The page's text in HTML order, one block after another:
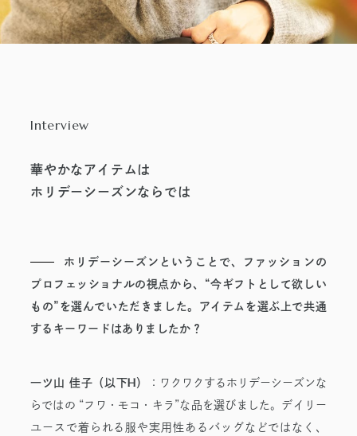
Interview
華やかなアイテムは
ホリデーシーズンならでは
ホリデーシーズンということで、ファッションの
プロフェッショナルの視点から、“今ギフトとして欲しい
もの”を選んでいただきました。アイテムを選ぶ上で共通
するキーワードはありましたか？
一ツ山 佳子（以下H） ：
ワクワクするホリデーシーズンな
らではの “フワ・モコ・キラ”な品を選びました。デイリー
ユースで着られる服や実用性あるバッグなどではなく、